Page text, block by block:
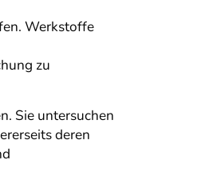
Werkstoffe
zu
Sie untersuchen
deren